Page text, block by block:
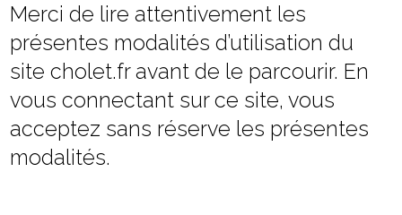
Merci de lire attentivement les
présentes modalités d’utilisation du
site cholet.fr avant de le parcourir. En
vous connectant sur ce site, vous
acceptez sans réserve les présentes
modalités.